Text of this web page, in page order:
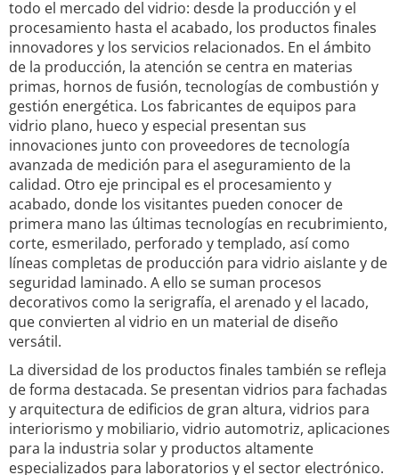
todo el mercado del vidrio: desde la producción y el
procesamiento hasta el acabado, los productos finales
innovadores y los servicios relacionados. En el ámbito
de la producción, la atención se centra en materias
primas, hornos de fusión, tecnologías de combustión y
gestión energética. Los fabricantes de equipos para
vidrio plano, hueco y especial presentan sus
innovaciones junto con proveedores de tecnología
avanzada de medición para el aseguramiento de la
calidad. Otro eje principal es el procesamiento y
acabado, donde los visitantes pueden conocer de
primera mano las últimas tecnologías en recubrimiento,
corte, esmerilado, perforado y templado, así como
líneas completas de producción para vidrio aislante y de
seguridad laminado. A ello se suman procesos
decorativos como la serigrafía, el arenado y el lacado,
que convierten al vidrio en un material de diseño
versátil.
La diversidad de los productos finales también se refleja
de forma destacada. Se presentan vidrios para fachadas
y arquitectura de edificios de gran altura, vidrios para
interiorismo y mobiliario, vidrio automotriz, aplicaciones
para la industria solar y productos altamente
especializados para laboratorios y el sector electrónico.